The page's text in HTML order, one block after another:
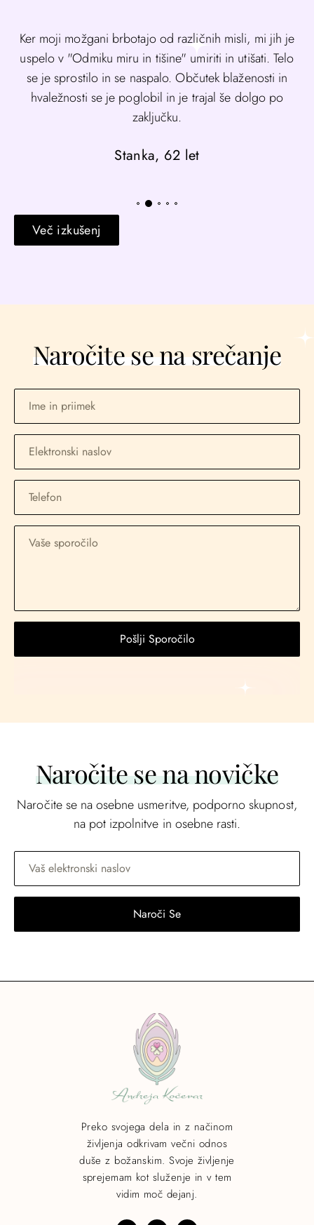
Ker moji možgani brbotajo od različnih misli, mi jih je
uspelo v "Odmiku miru in tišine" umiriti in utišati. Telo
se je sprostilo in se naspalo. Občutek blaženosti in
hvaležnosti se je poglobil in je trajal še dolgo po
zaključku.
Stanka, 62 let
Več izkušenj
Naročite se na srečanje
Naročite se na novičke
Naročite se na osebne usmeritve, podporno skupnost,
na pot izpolnitve in osebne rasti.
Preko svojega dela in z načinom
življenja odkrivam večni odnos
duše z božanskim. Svoje življenje
sprejemam kot služenje in v tem
vidim moč dejanj.